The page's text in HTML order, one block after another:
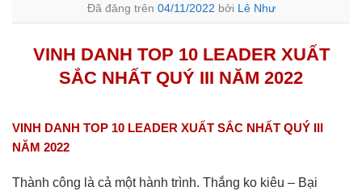
Đã đăng trên 04/11/2022 bởi Lê Như
VINH DANH TOP 10 LEADER XUẤT
SẮC NHẤT QUÝ III NĂM 2022
VINH DANH TOP 10 LEADER XUẤT SẮC NHẤT QUÝ III
NĂM 2022
Thành công là cả một hành trình. Thắng ko kiêu – Bại